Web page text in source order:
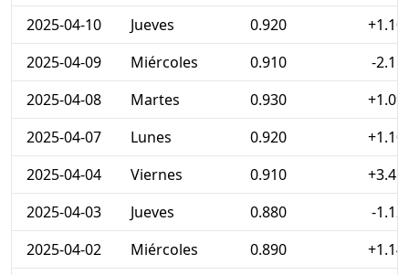
2025-04-10
Jueves 0.920
2025-04-09
Miércoles 0.910
-
2025-04-08
Martes 0.930
2025-04-07
Lunes 0.920
2025-04-04
Viernes 0.910
2025-04-03
Jueves 0.880
-
2025-04-02
Miércoles 0.890